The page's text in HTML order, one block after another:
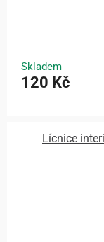
Skladem
120 Kč
Lícnice